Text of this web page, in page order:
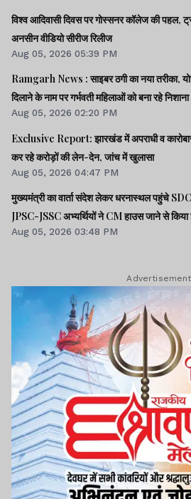
विश्व आदिवासी दिवस पर गोस्सनर कॉलेज की पहल,
अनसीन वीडियो सीरीज रिलीज
Aug 05, 2026 05:39 PM
Ramgarh News : साइबर ठगी का नया तरीका, योजनाओं का लाभ
दिलाने के नाम पर गर्भवती महिलाओं को बना रहे निशाना
Aug 05, 2026 02:20 PM
Exclusive Report: झारखंड में अपराधी व
कर रहे करोड़ों की लेन-देन, जांच में खुलासा
Aug 05, 2026 04:47 PM
मुख्यमंत्री का वार्ता संदेश लेकर धरनास्थल पहुंचे
JPSC-JSSC अभ्यर्थियों ने CM हाउस जाने से किया
Aug 05, 2026 03:48 PM
Advertisement